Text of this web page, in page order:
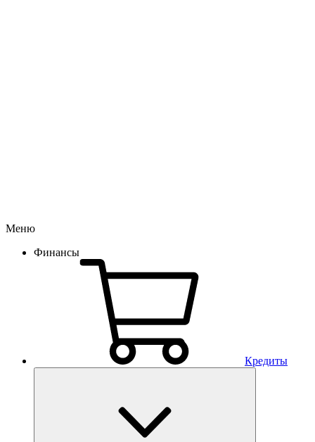
Меню
Финансы
Кредиты